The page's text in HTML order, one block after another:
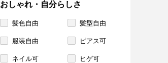
おしゃれ・自分らしさ
髪色自由 髪型自由
服装自由 ピアス可
ネイル可 ヒゲ可